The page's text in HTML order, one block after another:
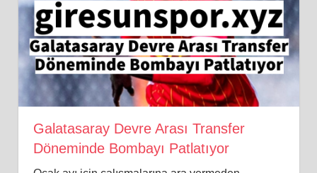
Galatasaray Devre Arası Transfer
Döneminde Bombayı Patlatıyor